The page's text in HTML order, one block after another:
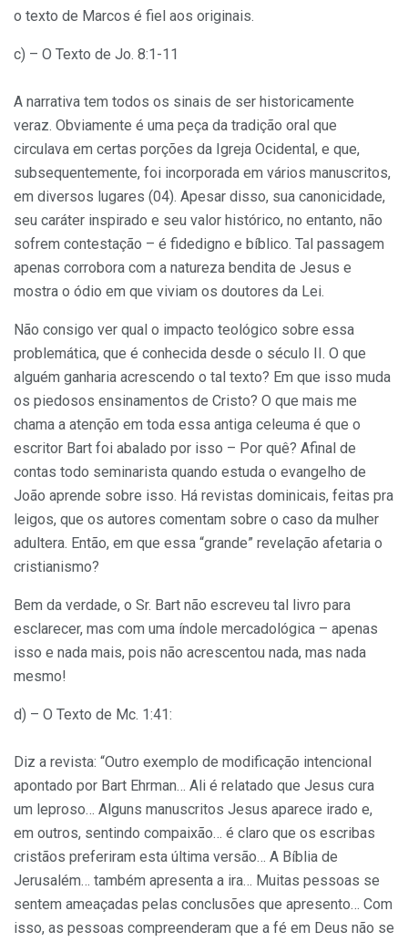
o texto de Marcos é fiel aos originais.
c) – O Texto de Jo. 8:1-11
A narrativa tem todos os sinais de ser historicamente
veraz. Obviamente é uma peça da tradição oral que
circulava em certas porções da Igreja Ocidental, e que,
subsequentemente, foi incorporada em vários manuscritos,
em diversos lugares (04). Apesar disso, sua canonicidade,
seu caráter inspirado e seu valor histórico, no entanto, não
sofrem contestação – é fidedigno e bíblico. Tal passagem
apenas corrobora com a natureza bendita de Jesus e
mostra o ódio em que viviam os doutores da Lei.
Não consigo ver qual o impacto teológico sobre essa
problemática, que é conhecida desde o século II. O que
alguém ganharia acrescendo o tal texto? Em que isso muda
os piedosos ensinamentos de Cristo? O que mais me
chama a atenção em toda essa antiga celeuma é que o
escritor Bart foi abalado por isso – Por quê? Afinal de
contas todo seminarista quando estuda o evangelho de
João aprende sobre isso. Há revistas dominicais, feitas pra
leigos, que os autores comentam sobre o caso da mulher
adultera. Então, em que essa “grande” revelação afetaria o
cristianismo?
Bem da verdade, o Sr. Bart não escreveu tal livro para
esclarecer, mas com uma índole mercadológica – apenas
isso e nada mais, pois não acrescentou nada, mas nada
mesmo!
d) – O Texto de Mc. 1:41:
Diz a revista: “Outro exemplo de modificação intencional
apontado por Bart Ehrman… Ali é relatado que Jesus cura
um leproso… Alguns manuscritos Jesus aparece irado e,
em outros, sentindo compaixão… é claro que os escribas
cristãos preferiram esta última versão… A Bíblia de
Jerusalém… também apresenta a ira… Muitas pessoas se
sentem ameaçadas pelas conclusões que apresento… Com
isso, as pessoas compreenderam que a fé em Deus não se